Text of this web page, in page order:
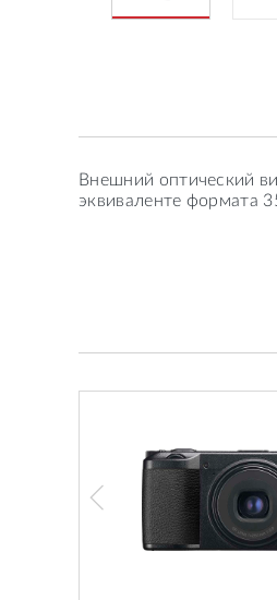
Внешний оптический
эквиваленте формата